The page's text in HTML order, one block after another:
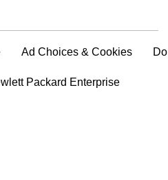
Ad Choices & Cookies
Packard Enterprise